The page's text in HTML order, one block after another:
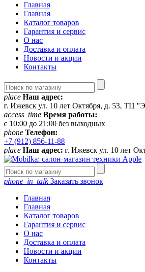
Главная
Главная
Каталог товаров
Гарантия и сервис
О нас
Доставка и оплата
Новости и акции
Контакты
place Наш адрес:
г. Ижевск ул. 10 лет Октября, д. 53, ТЦ
access_time Время работы:
с 10:00 до 21:00 без выходных
phone Телефон:
+7 (912) 856-11-88
place Наш адрес: г. Ижевск ул. 10 лет
phone_in_talkЗаказать звонок
Главная
Главная
Каталог товаров
Гарантия и сервис
О нас
Доставка и оплата
Новости и акции
Контакты